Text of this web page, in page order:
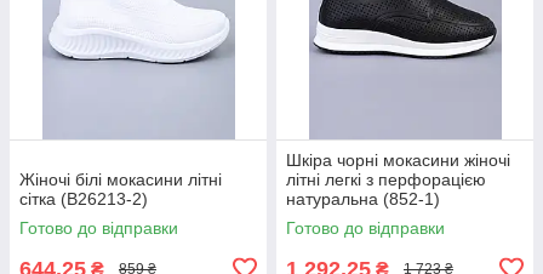
Жіночі білі мокасини літні
сітка (B26213-2)
Готово до відправки
644,25 ₴ 859 ₴
Шкіра чорні мокасини жіночі
літні легкі з перфорацією
натуральна (852-1)
Готово до відправки
1 292,25 ₴ 1 723 ₴